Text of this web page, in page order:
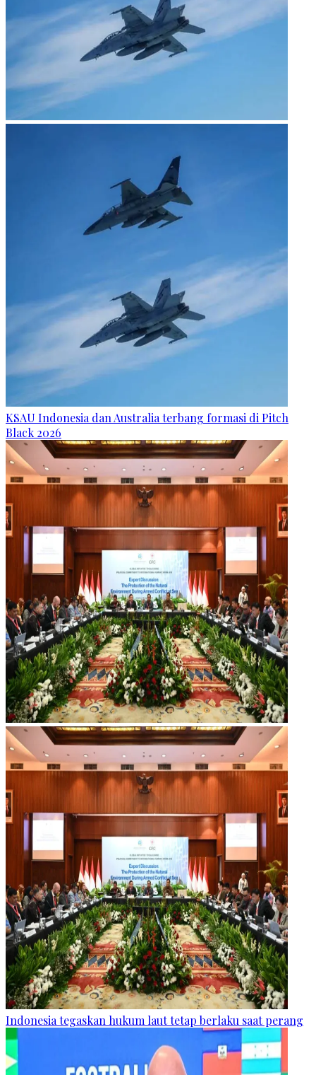
KSAU Indonesia dan Australia terbang formasi di Pitch
Black 2026
Indonesia tegaskan hukum laut tetap berlaku saat perang